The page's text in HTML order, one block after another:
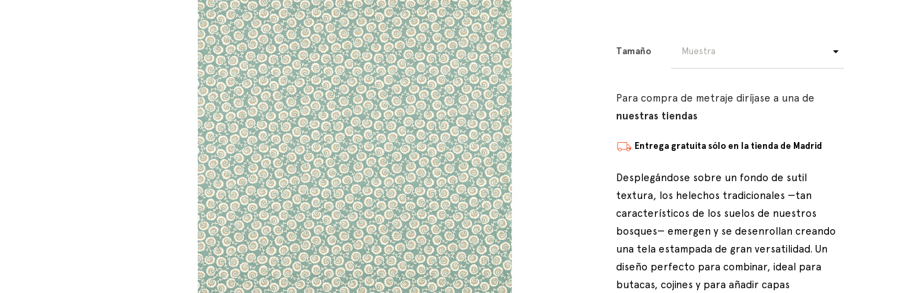
Tamaño
Para compra de metraje diríjase a una de
nuestras tiendas
Entrega gratuita sólo en la tienda de Madrid
Desplegándose sobre un fondo de sutil
textura, los helechos tradicionales —tan
característicos de los suelos de nuestros
bosques— emergen y se desenrollan creando
una tela estampada de gran versatilidad. Un
diseño perfecto para combinar, ideal para
butacas, cojines y para añadir capas